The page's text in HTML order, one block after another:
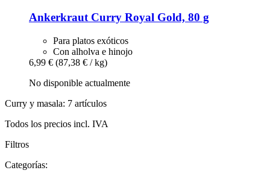
Ankerkraut Curry Royal Gold, 80 g
Para platos exóticos
Con alholva e hinojo
6,99 € (87,38 € / kg)
No disponible actualmente
Curry y masala: 7 artículos
Todos los precios incl. IVA
Filtros
Categorías: